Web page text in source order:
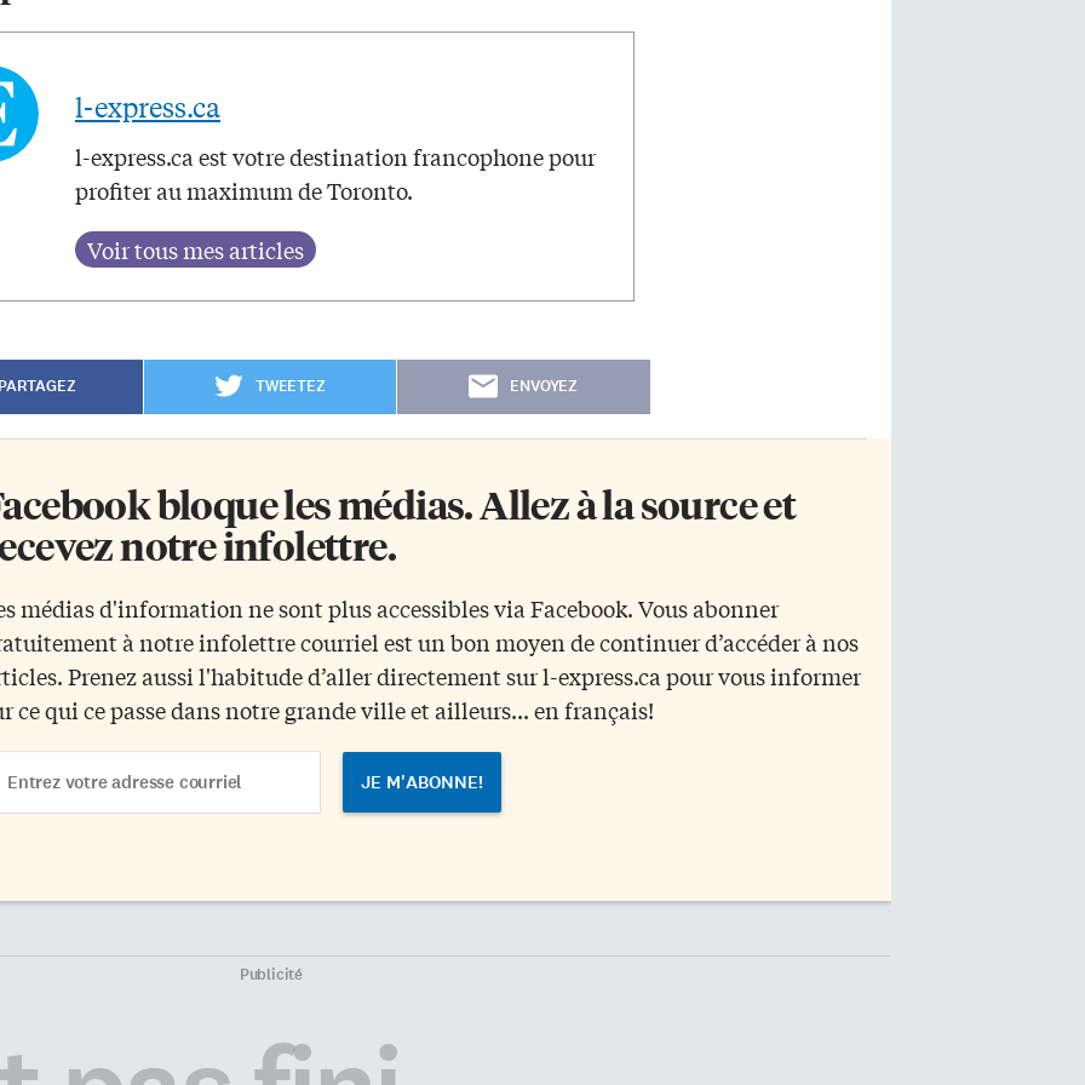
l-express.ca
l-express.ca est votre destination francophone pour
profiter au maximum de Toronto.
TWEETEZ ENVOYEZ
bloque les médias. Allez à la source et
notre infolettre.
médias d'information ne sont plus accessibles via Facebook. Vous abonner
à notre infolettre courriel est un bon moyen de continuer d’accéder à nos
Prenez aussi l'habitude d’aller directement sur l-express.ca pour vous informer
ce qui ce passe dans notre grande ville et ailleurs... en français!
Publicité